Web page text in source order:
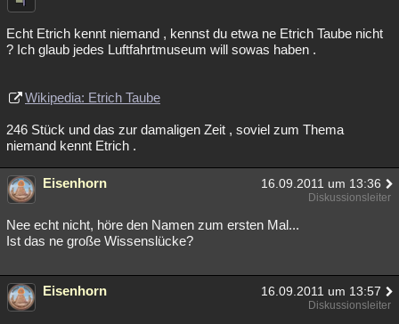
Echt Etrich kennt niemand , kennst du etwa ne Etrich Taube nicht
? Ich glaub jedes Luftfahrtmuseum will sowas haben .
Wikipedia: Etrich Taube
246 Stück und das zur damaligen Zeit , soviel zum Thema
niemand kennt Etrich .
Eisenhorn 16.09.2011 um 13:36
Diskussionsleiter
Nee echt nicht, höre den Namen zum ersten Mal...
Ist das ne große Wissenslücke?
Eisenhorn 16.09.2011 um 13:57
Diskussionsleiter